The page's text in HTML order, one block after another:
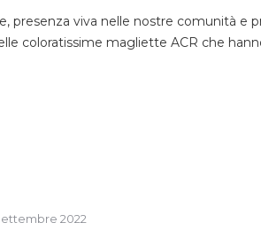
presenza viva nelle nostre comunità e
coloratissime magliette ACR che
2022